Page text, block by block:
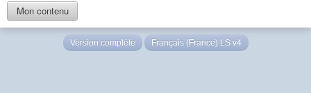
Mon contenu
Version complète Français (France) LS v4